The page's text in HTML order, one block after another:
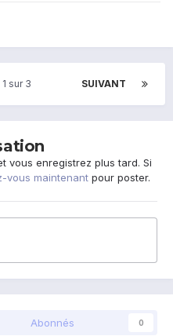
SUIVANT
sur 3
vous enregistrez plus tard. Si
vous maintenant pour poster.
Abonnés 0